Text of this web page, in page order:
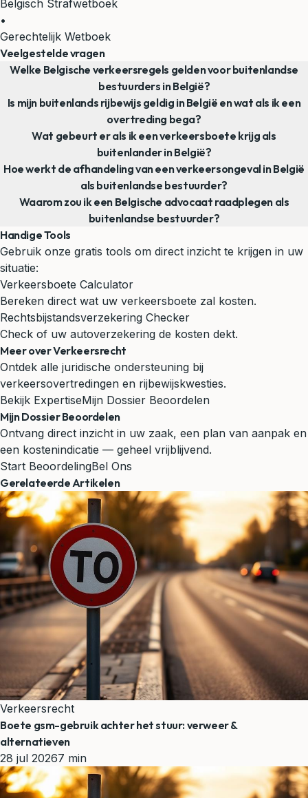
Belgisch Strafwetboek
•
Gerechtelijk Wetboek
Veelgestelde vragen
Welke Belgische verkeersregels gelden voor buitenlandse
bestuurders in België?
Is mijn buitenlands rijbewijs geldig in België en wat als ik een
overtreding bega?
Wat gebeurt er als ik een verkeersboete krijg als
buitenlander in België?
Hoe werkt de afhandeling van een verkeersongeval in België
als buitenlandse bestuurder?
Waarom zou ik een Belgische advocaat raadplegen als
buitenlandse bestuurder?
Handige Tools
Gebruik onze gratis tools om direct inzicht te krijgen in uw
situatie:
Verkeersboete Calculator
Bereken direct wat uw verkeersboete zal kosten.
Rechtsbijstandsverzekering Checker
Check of uw autoverzekering de kosten dekt.
Meer over Verkeersrecht
Ontdek alle juridische ondersteuning bij
verkeersovertredingen en rijbewijskwesties.
Bekijk ExpertiseMijn Dossier Beoordelen
Mijn Dossier Beoordelen
Ontvang direct inzicht in uw zaak, een plan van aanpak en
een kostenindicatie — geheel vrijblijvend.
Start BeoordelingBel Ons
Gerelateerde Artikelen
Verkeersrecht
Boete gsm-gebruik achter het stuur: verweer &
alternatieven
28 jul 20267 min